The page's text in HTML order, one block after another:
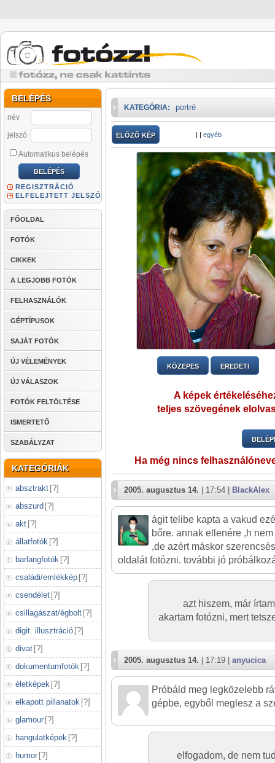
BELÉPÉS
név
jelszó
Automatikus belépés
REGISZTRÁCIÓ
ELFELEJTETT JELSZÓ
FŐOLDAL
FOTÓK
CIKKEK
A LEGJOBB FOTÓK
FELHASZNÁLÓK
GÉPTÍPUSOK
SAJÁT FOTÓK
ÚJ VÉLEMÉNYEK
ÚJ VÁLASZOK
FOTÓK FELTÖLTÉSE
ISMERTETŐ
SZABÁLYZAT
KATEGÓRIÁK
absztrakt [?]
abszurd [?]
akt [?]
állatfotók [?]
barlangfotók [?]
családi/emlékkép [?]
csendélet [?]
csillagászat/égbolt [?]
digit. illusztráció [?]
divat [?]
dokumentumfotók [?]
életképek [?]
elkapott pillanatok [?]
glamour [?]
hangulatképek [?]
humor [?]
KATEGÓRIA: portré
ELŐZŐ KÉP | | egyéb
KÖZEPES EREDETI
A képek
teljes szövegének
Ha még nincs
2005. augusztus 14. | 17:54 | BlackAlex
ágit telibe kapta a vakud
bőre. annak ellenére ,h
,de azért máskor
oldalát fotózni. további jó
azt hiszem, már
akartam fotózni, mert
2005. augusztus 14. | 17:19 | anyucica
Próbáld meg legközelebb
gépbe, egyből meglesz a
elfogadom, de nem